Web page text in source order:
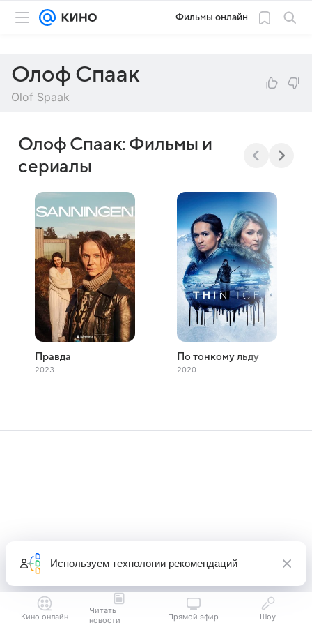
Фильмы онлайн
Олоф Спаак
Olof Spaak
Олоф Спаак: Фильмы и
сериалы
Правда
2023
По тонкому льду
2020
Кино онлайн
Читать
новости
Прямой эфир Шоу
Используем технологии рекомендаций